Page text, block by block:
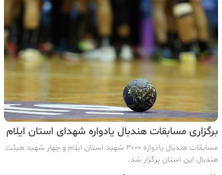
برگزاری مسابقات هندبال یادواره شهدای استان ایلام
مسابقات هندبال یادواره ۳۰۰۰ شهید استان ایلام و چهار شهید هیئت
هندبال این استان برگزار شد.